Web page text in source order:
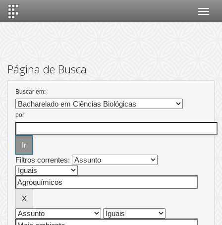
Página de Busca
Buscar em:
por
Filtros correntes: